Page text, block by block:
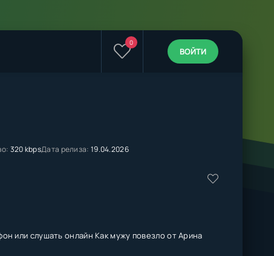
0
ВОЙТИ
320 kbpsДата релиза: 19.04.2026
или слушать онлайн Как мужу повезло от Арина